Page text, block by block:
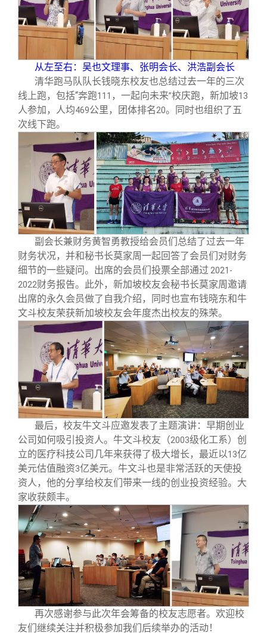
从左至右：吴也文理事、张明会长、洪浩副会长
清华跑马队队长钱晓东校友也总结过去一年的三次
线上跑，包括“奔跑111 ，一起向未来”校庆跑，新加坡13
人参加，人均469公里，团体排名20。同时也组织了五
次线下跑。
副会长兼财务黄智勇教授给会员们总结了过去一年
财务状况，并和秘书长莫家周一起回答了会员们对财务
细节的一些疑问。出席的会员们投票全部通过 2021-
2022财务报告。此外，新加坡校友会秘书长莫家周邀请
出席的永久会员做了自我介绍，同时也宣布钱晓东和牛
文斗校友荣获新加坡校友会年度杰出校友的殊荣。
最后，校友牛文斗应邀发表了主题演讲：早期创业
公司如何吸引投资人。牛文斗校友（2003级化工系）创
立的医疗科技公司几年来获得了极大增长，最近以13亿
美元估值融资3亿美元。牛文斗也是非常活跃的天使投
资人，他的分享给校友们带来一线的创业投资经验。大
家收获颇丰。
再次感谢参与此次年会筹备的校友志愿者。欢迎校
友们继续关注并积极参加我们后续举办的活动！